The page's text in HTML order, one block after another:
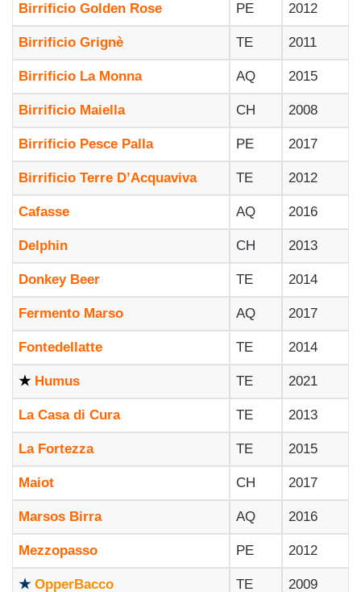
Birrificio Golden Rose PE 2012
Birrificio Grignè TE 2011
Birrificio La Monna AQ 2015
Birrificio Maiella CH 2008
Birrificio Pesce Palla PE 2017
Birrificio Terre D’Acquaviva TE 2012
Cafasse AQ 2016
Delphin CH 2013
Donkey Beer TE 2014
Fermento Marso AQ 2017
Fontedellatte TE 2014
★Humus TE 2021
La Casa di Cura TE 2013
La Fortezza TE 2015
Maiot CH 2017
Marsos Birra AQ 2016
Mezzopasso PE 2012
★ OpperBacco TE 2009